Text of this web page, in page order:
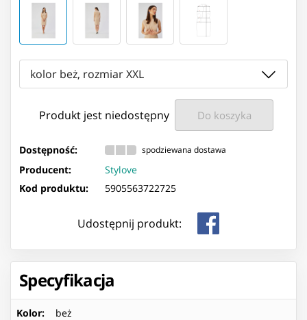
kolor beż, rozmiar XXL
Produkt jest niedostępny Do koszyka
Dostępność: spodziewana dostawa
Producent:
Stylove
Kod produktu:
5905563722725
Udostępnij produkt:
Specyfikacja
Kolor: beż